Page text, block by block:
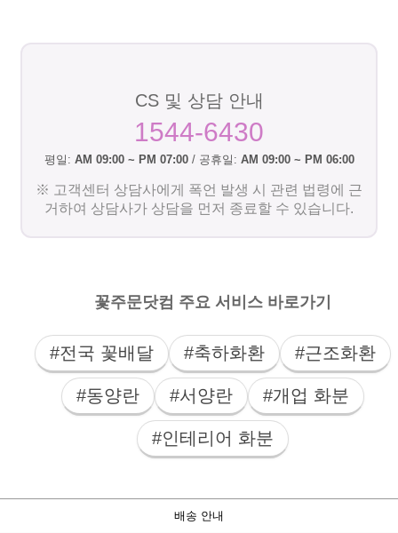
CS 및 상담 안내
1544-6430
평일: AM 09:00 ~ PM 07:00 / 공휴일: AM 09:00 ~ PM 06:00
※ 고객센터 상담사에게 폭언 발생 시 관련 법령에 근
거하여 상담사가 상담을 먼저 종료할 수 있습니다.
꽃주문닷컴 주요 서비스 바로가기
#전국 꽃배달 #축하화환 #근조화환
#동양란 #서양란 #개업 화분
#인테리어 화분
배송 안내